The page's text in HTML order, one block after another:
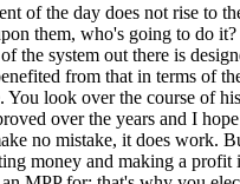
of the day does not rise to
them, who's going to do
the system out there is
from that in terms of
You look over the course of
over the years and I
no mistake, it does work.
money and making a profit